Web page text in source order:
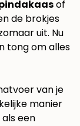
of
de brokjes
uit. Nu
tong om alles
van je
manier
een